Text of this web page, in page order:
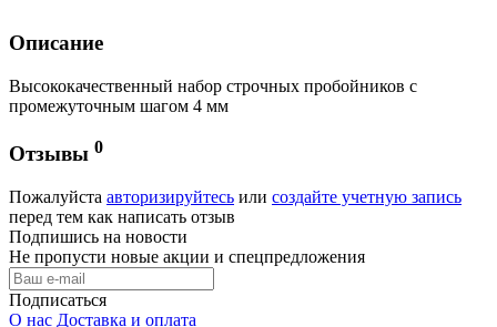
Описание
Высококачественный набор строчных пробойников с
промежуточным шагом 4 мм
Отзывы 0
Пожалуйста авторизируйтесь или создайте учетную запись
перед тем как написать отзыв
Подпишись на новости
Не пропусти новые акции и спецпредложения
Подписаться
О нас Доставка и оплата